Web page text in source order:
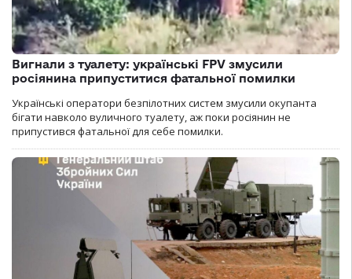
Вигнали з туалету: українські FPV змусили
росіянина припуститися фатальної помилки
Українські оператори безпілотних систем змусили окупанта
бігати навколо вуличного туалету, аж поки росіянин не
припустився фатальної для себе помилки.